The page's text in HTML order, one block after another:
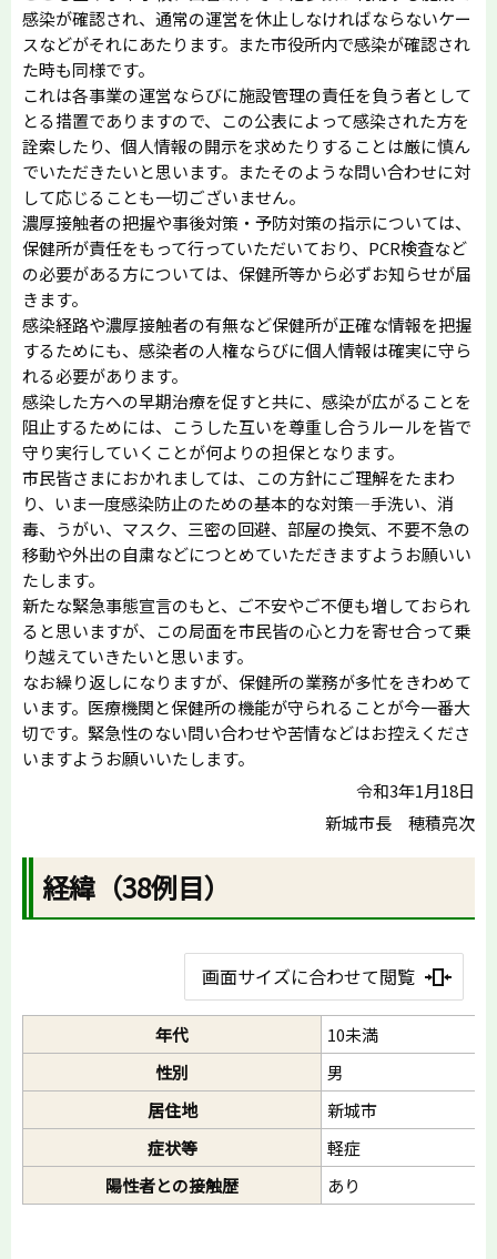
感染が確認され、通常の運営を休止しなければならないケー
スなどがそれにあたります。また市役所内で感染が確認され
た時も同様です。
これは各事業の運営ならびに施設管理の責任を負う者として
とる措置でありますので、この公表によって感染された方を
詮索したり、個人情報の開示を求めたりすることは厳に慎ん
でいただきたいと思います。またそのような問い合わせに対
して応じることも一切ございません。
濃厚接触者の把握や事後対策・予防対策の指示については、
保健所が責任をもって行っていただいており、PCR検査など
の必要がある方については、保健所等から必ずお知らせが届
きます。
感染経路や濃厚接触者の有無など保健所が正確な情報を把握
するためにも、感染者の人権ならびに個人情報は確実に守ら
れる必要があります。
感染した方への早期治療を促すと共に、感染が広がることを
阻止するためには、こうした互いを尊重し合うルールを皆で
守り実行していくことが何よりの担保となります。
市民皆さまにおかれましては、この方針にご理解をたまわ
り、いま一度感染防止のための基本的な対策―手洗い、消
毒、うがい、マスク、三密の回避、部屋の換気、不要不急の
移動や外出の自粛などにつとめていただきますようお願いい
たします。
新たな緊急事態宣言のもと、ご不安やご不便も増しておられ
ると思いますが、この局面を市民皆の心と力を寄せ合って乗
り越えていきたいと思います。
なお繰り返しになりますが、保健所の業務が多忙をきわめて
います。医療機関と保健所の機能が守られることが今一番大
切です。緊急性のない問い合わせや苦情などはお控えくださ
いますようお願いいたします。
令和3年1月18日
新城市長 穂積亮次
経緯（38例目）
画面サイズに合わせて閲覧
年代
10未満
性別
男
居住地
新城市
症状等
軽症
陽性者との接触歴
あり